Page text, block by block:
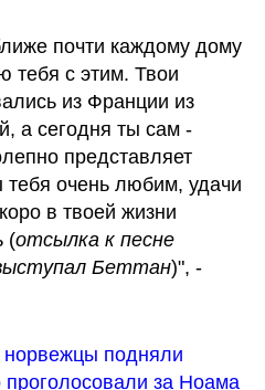
тебя с этим. Твои
из Франции из
а сегодня ты сам -
представляет
очень любим, удачи
в твоей жизни
(отсылка к песне
Беттан)", -
подняли
проголосовали за Ноама